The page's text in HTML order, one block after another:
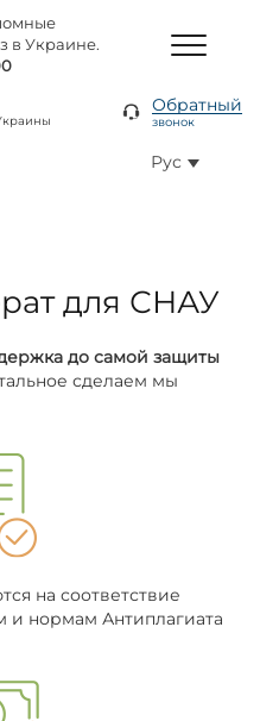
в Украине.
Обратный
звонок
Рус
для СНАУ
до самой защиты
сделаем мы
на соответствие
и нормам Антиплагиата